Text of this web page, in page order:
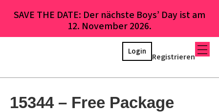
SAVE THE DATE: Der nächste Boys’ Day ist am
12. November 2026.
Registrieren
Login
15344 – Free Package